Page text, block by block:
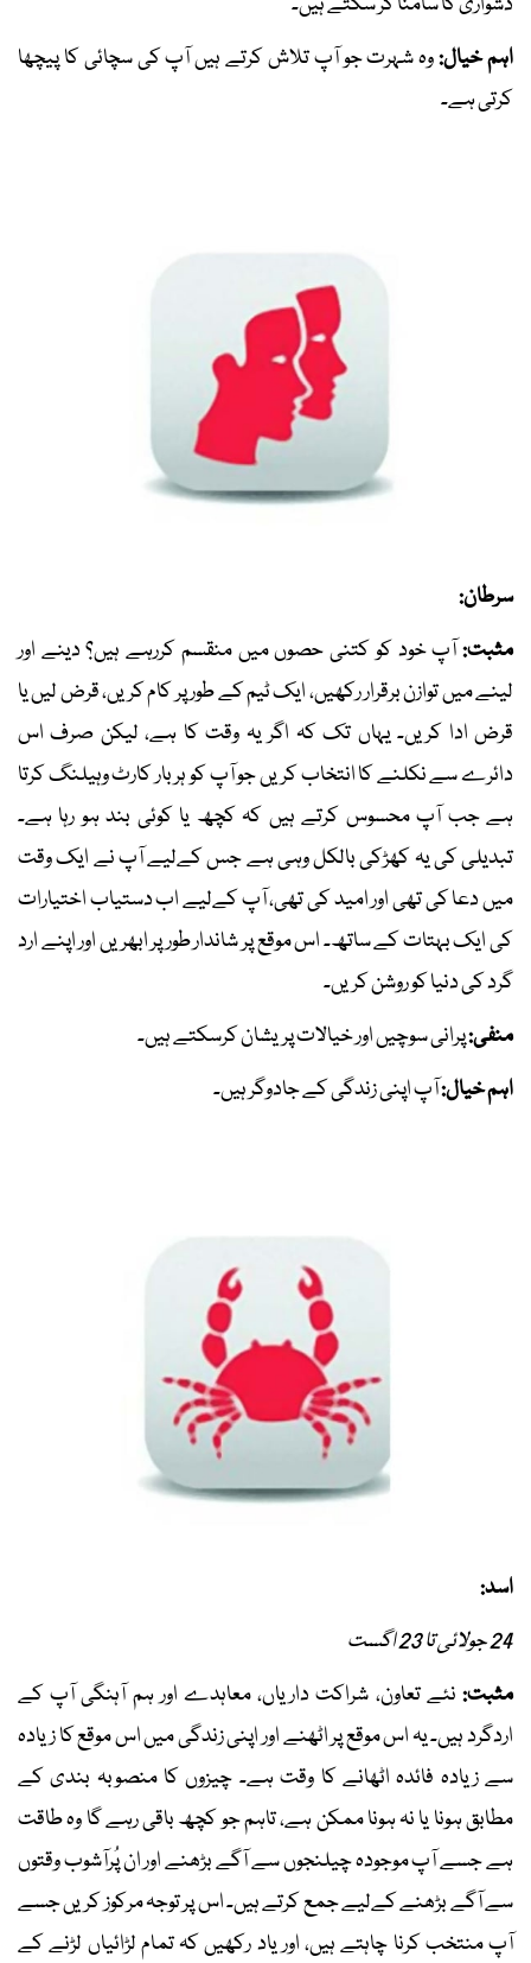
اہم خیال:وہ شہرت جو آپ تلاش کرتے ہیں آپ کی سچائی کا پیچھا
کرتی ہے۔
سرطان:
مثبت:آپ خود کو کتنی حصوں میں منقسم کررہے ہیں؟ دینے اور
لینے میں توازن برقرار رکھیں، ایک ٹیم کے طور پر کام کریں، قرض لیں یا
قرض ادا کریں۔ یہاں تک کہ اگر یہ وقت کا ہے، لیکن صرف اس
دائرے سے نکلنے کا انتخاب کریں جو آپ کو ہر بار کارٹ وہیلنگ کرتا
ہے جب آپ محسوس کرتے ہیں کہ کچھ یا کوئی بند ہو رہا ہے۔
تبدیلی کی یہ کھڑکی بالکل وہی ہے جس کےلیے آپ نے ایک وقت
میں دعا کی تھی اور امید کی تھی، آپ کےلیے اب دستیاب اختیارات
کی ایک بہتات کے ساتھ۔ اس موقع پر شاندار طور پر ابھریں اور اپنے ارد
گرد کی دنیا کو روشن کریں۔
منفی:پرانی سوچیں اور خیالات پریشان کرسکتے ہیں۔
اہم خیال:آپ اپنی زندگی کے جادوگر ہیں۔
اسد:
24 جولائی تا 23 اگست
مثبت: نئے تعاون، شراکت داریاں، معاہدے اور ہم آہنگی آپ کے
اردگرد ہیں۔ یہ اس موقع پر اٹھنے اور اپنی زندگی میں اس موقع کا زیادہ
سے زیادہ فائدہ اٹھانے کا وقت ہے۔ چیزوں کا منصوبہ بندی کے
مطابق ہونا یا نہ ہونا ممکن ہے، تاہم جو کچھ باقی رہے گا وہ طاقت
ہے جسے آپ موجودہ چیلنجوں سے آگے بڑھنے اور ان پُرآشوب وقتوں
سے آگے بڑھنے کےلیے جمع کرتے ہیں۔ اس پر توجہ مرکوز کریں جسے
آپ منتخب کرنا چاہتے ہیں، اور یاد رکھیں کہ تمام لڑائیاں لڑنے کے